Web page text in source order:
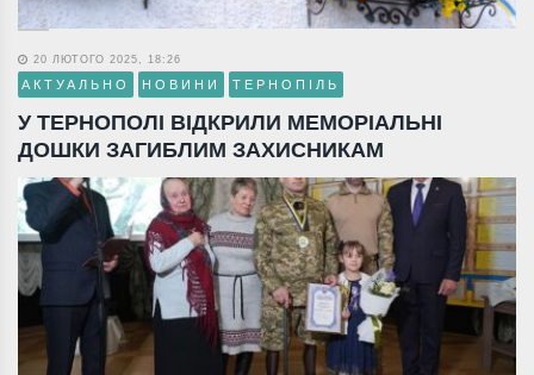
20 ЛЮТОГО 2025, 18:26
АКТУАЛЬНО НОВИНИ ТЕРНОПІЛЬ
У ТЕРНОПОЛІ ВІДКРИЛИ МЕМОРІАЛЬНІ
ДОШКИ ЗАГИБЛИМ ЗАХИСНИКАМ